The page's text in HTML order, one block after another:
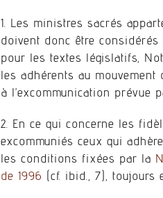
1. Les ministres sacrés
doivent donc être considérés
pour les textes législatifs,
les adhérents au mouvement
à l’excommunication prévue
2. En ce qui concerne les
excommuniés ceux qui
les conditions fixées par la
de 1996 (cf. ibid., 7), toujours